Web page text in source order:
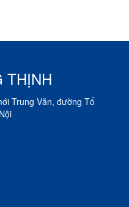
THỊNH
Trung Văn, đường Tố